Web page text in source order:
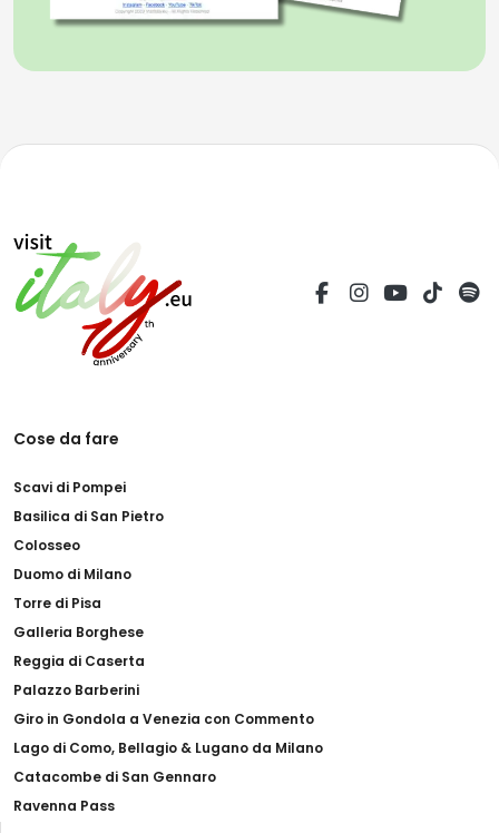
Cose da fare
Scavi di Pompei
Basilica di San Pietro
Colosseo
Duomo di Milano
Torre di Pisa
Galleria Borghese
Reggia di Caserta
Palazzo Barberini
Giro in Gondola a Venezia con Commento
Lago di Como, Bellagio & Lugano da Milano
Catacombe di San Gennaro
Ravenna Pass